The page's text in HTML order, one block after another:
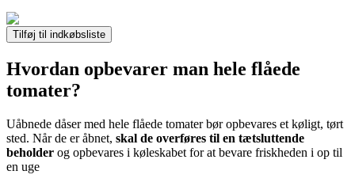
Tilføj til indkøbsliste
Hvordan opbevarer man hele flåede
tomater?
Uåbnede dåser med hele flåede tomater bør opbevares et køligt, tørt
sted. Når de er åbnet, skal de overføres til en tætsluttende
beholder og opbevares i køleskabet for at bevare friskheden i op til
en uge